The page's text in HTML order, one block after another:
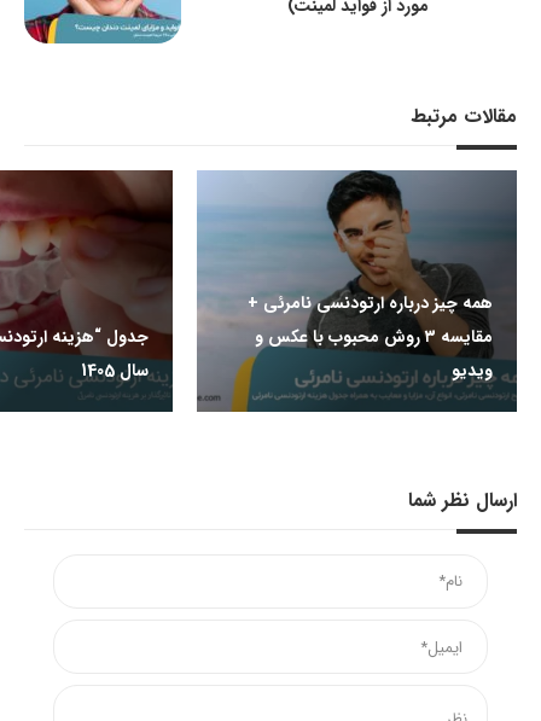
مورد از فواید لمینت)
مقالات مرتبط
همه چیز درباره ارتودنسی نامرئی +
مقایسه ۳ روش محبوب با عکس و
ویدیو
جدول “هزینه
سال 1405
ارسال نظر شما